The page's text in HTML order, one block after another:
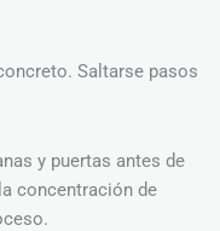
Saltarse pasos
y puertas antes de
concentración de